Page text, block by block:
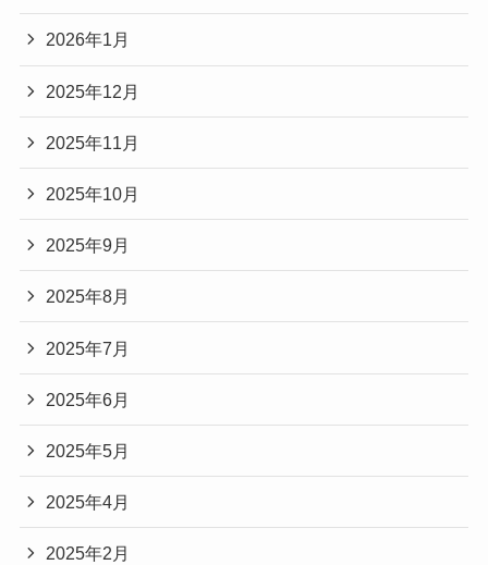
2026年1月
2025年12月
2025年11月
2025年10月
2025年9月
2025年8月
2025年7月
2025年6月
2025年5月
2025年4月
2025年2月